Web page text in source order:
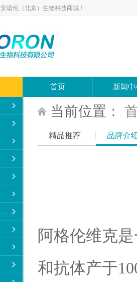
诺伦（北京）生物科技商城！
有机试剂、无机试剂、其他生化试剂
首页 新闻中
当前位置：
精品推荐 品牌介
阿格伦维克
和抗体产于